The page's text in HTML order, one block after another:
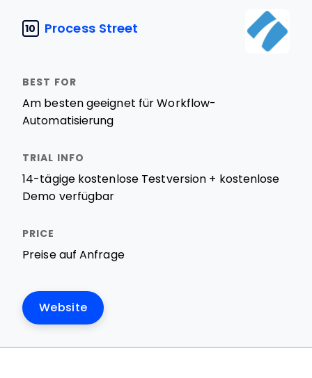
10 Process Street
Am besten geeignet für Workflow-
Automatisierung
14-tägige kostenlose Testversion + kostenlose
Demo verfügbar
Preise auf Anfrage
Website